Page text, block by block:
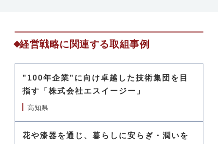
経営戦略に関連する取組事例
"100年企業"に向け卓越した技術集団を目
指す「株式会社エスイージー」
高知県
花や漆器を通じ、暮らしに安らぎ・潤いを